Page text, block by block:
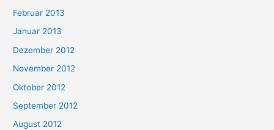
Februar 2013
Januar 2013
Dezember 2012
November 2012
Oktober 2012
September 2012
August 2012